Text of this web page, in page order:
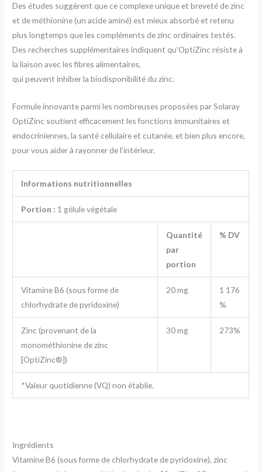
Des études suggèrent que ce complexe unique et breveté de zinc
et de méthionine (un acide aminé) est mieux absorbé et retenu
plus longtemps que les compléments de zinc ordinaires testés.
Des recherches supplémentaires indiquent qu’OptiZinc résiste à
la liaison avec les fibres alimentaires,
qui peuvent inhiber la biodisponibilité du zinc.
Formule innovante parmi les nombreuses proposées par Solaray
OptiZinc soutient efficacement les fonctions immunitaires et
endocriniennes, la santé cellulaire et cutanée, et bien plus encore,
pour vous aider à rayonner de l’intérieur.
Informations nutritionnelles
Portion : 1 gélule végétale
Quantité
par
portion
% DV
Vitamine B6 (sous forme de
chlorhydrate de pyridoxine)
20 mg
1 176
%
Zinc (provenant de la
monométhionine de zinc
[OptiZinc®])
30 mg 273%
*Valeur quotidienne (VQ) non établie.
Ingrédients
Vitamine B6 (sous forme de chlorhydrate de pyridoxine), zinc